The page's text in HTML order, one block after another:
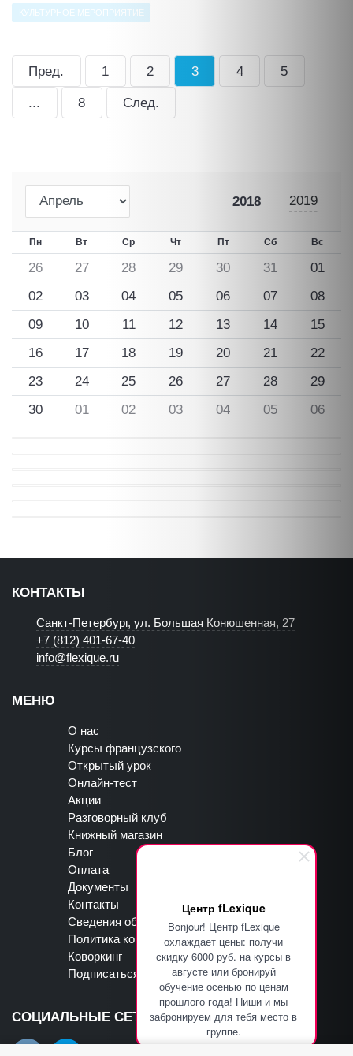
Центр fLexique
Bonjour! Центр fLexique
охлаждает цены: получи
скидку 6000 руб. на курсы в
августе или бронируй
обучение осенью по ценам
прошлого года! Пиши и мы
забронируем для тебя место в
группе.
2018 2019
Пн Вт Ср Чт Пт Сб Вс
26 27 28 29 30 31
01
02
03 04 05 06 07
08
09
10 11 12 13 14
15
16
17 18 19 20 21
22
23
24 25 26 27 28
29
30
01 02 03 04 05 06
КУЛЬТУРНОЕ МЕРОПРИЯТИЕ
Пред. 1 2 3 4 5
... 8 След.
КОНТАКТЫ
Санкт-Петербург, ул. Большая Конюшенная, 27
+7 (812) 401-67-40
info@flexique.ru
МЕНЮ
О нас
Курсы французского
Открытый урок
Онлайн-тест
Акции
Разговорный клуб
Книжный магазин
Блог
Оплата
Документы
Контакты
Сведения об образовательной организации
Политика конфиденциальности
Коворкинг
Подписаться на рассылку
СОЦИАЛЬНЫЕ СЕТИ